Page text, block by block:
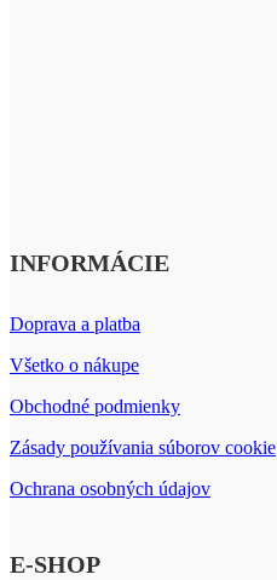
INFORMÁCIE
Doprava a platba
Všetko o nákupe
Obchodné podmienky
Zásady používania súborov cookie
Ochrana osobných údajov
E-SHOP